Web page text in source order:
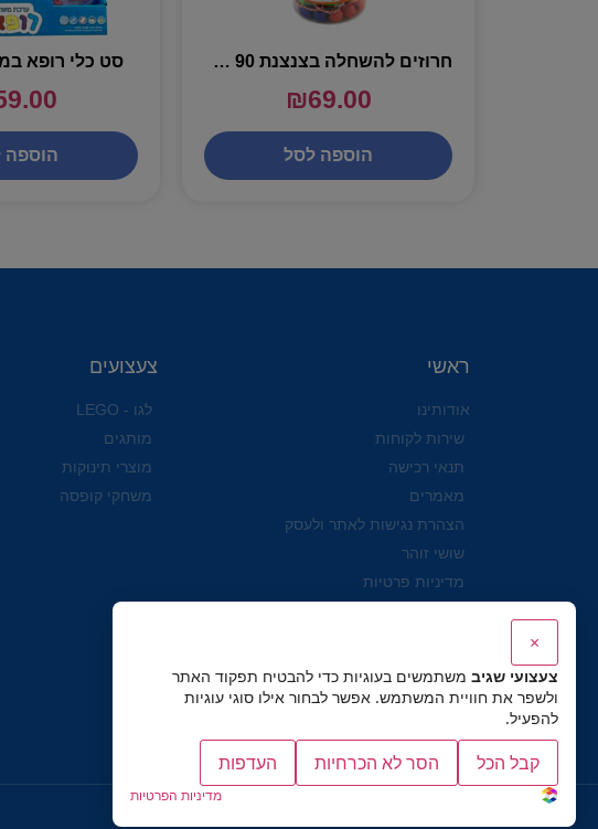
חרוזים להשחלה בצנצנת 90 חלקים – VIGA
₪69.00
הוספה לסל
סט כלי רופא
הוספה
ראשי
אודותינו
שירות לקוחות
תנאי רכישה
מאמרים
הצהרת נגישות לאתר ולעסק
שושי זוהר
מדיניות פרטיות
צעצועים
לגו - LEGO
מותגים
מוצרי תינוקות
משחקי קופסה
×
צעצועי שגיב משתמשים בעוגיות כדי להבטיח תפקוד האתר
ולשפר את חוויית המשתמש. אפשר לבחור אילו סוגי עוגיות
להפעיל.
קבל הכל הסר לא הכרחיות העדפות
מדיניות הפרטיות